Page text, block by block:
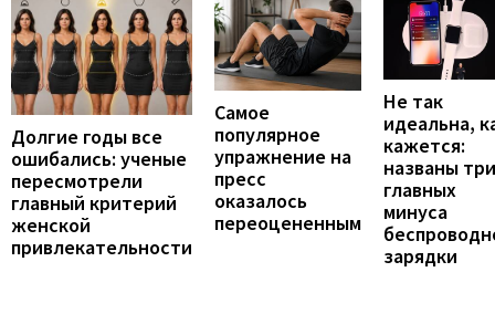
Долгие годы все
ошибались: ученые
пересмотрели
главный критерий
женской
привлекательности
Самое
популярное
упражнение на
пресс
оказалось
переоцененным
Не так
идеальна,
кажется:
названы три
главных
минуса
зарядки